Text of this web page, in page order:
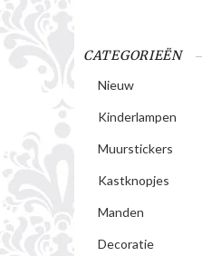
CATEGORIEËN
Nieuw
Kinderlampen
Muurstickers
Kastknopjes
Manden
Decoratie